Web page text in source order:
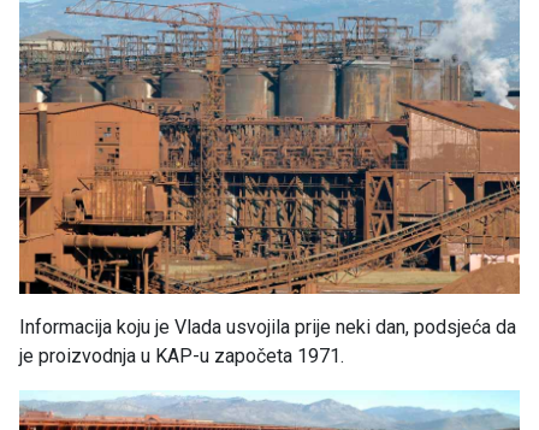
Informacija koju je Vlada usvojila prije neki dan, podsjeća da
je proizvodnja u KAP-u započeta 1971.